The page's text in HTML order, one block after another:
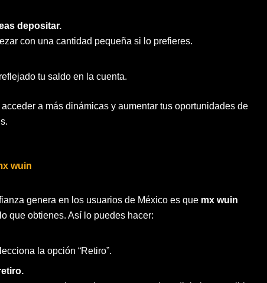
depositar.
con una cantidad pequeña si lo prefieres.
tu saldo en la cuenta.
a más dinámicas y aumentar tus oportunidades de
wuin
genera en los usuarios de México es que mx wuin
que obtienes. Así lo puedes hacer:
la opción “Retiro”.